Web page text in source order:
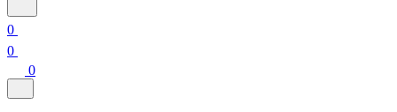
0
0
0